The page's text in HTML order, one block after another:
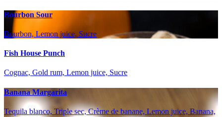
Bourbon Sour
Bourbon, Lemon juice, Sucre
Fish House Punch
Cognac, Gold rum, Lemon juice, Sucre
Banana Margarita
Tequila blanco, Triple sec, Crème de banane, Lemon juice, Banana,